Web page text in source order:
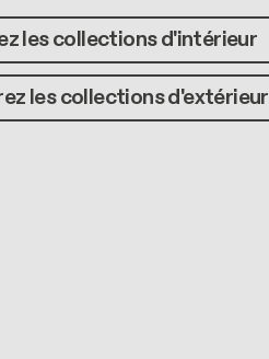
les collections d'intérieur
les collections d'extérieur